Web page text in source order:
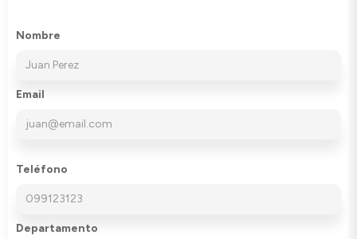
Nombre
Email
Teléfono
Departamento